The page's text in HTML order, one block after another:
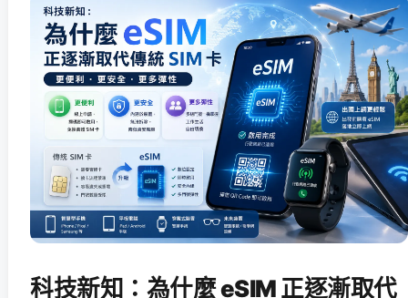
科技新知：為什麼 eSIM 正逐漸取代